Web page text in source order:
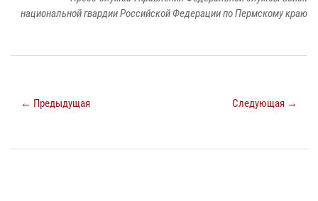
национальной гвардии Российской Федерации по Пермскому краю
← Предыдущая Следующая →